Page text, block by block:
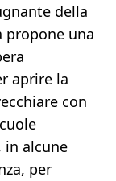
della
propone una
aprire la
con
in alcune
per